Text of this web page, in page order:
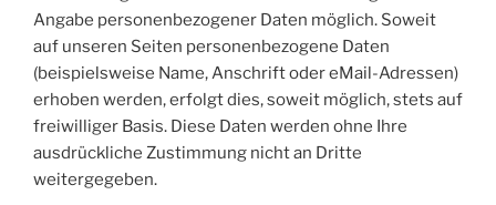
Angabe personenbezogener Daten möglich. Soweit
auf unseren Seiten personenbezogene Daten
(beispielsweise Name, Anschrift oder eMail-Adressen)
erhoben werden, erfolgt dies, soweit möglich, stets auf
freiwilliger Basis. Diese Daten werden ohne Ihre
ausdrückliche Zustimmung nicht an Dritte
weitergegeben.